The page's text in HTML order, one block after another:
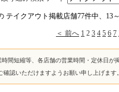
テイクアウト掲載店舗77件中、13
＜ 前へ 1 2 3 4 5 6 7
時間短縮等、各店舗の営業時間・定休日
確認いただけますようお願い申し上げます。